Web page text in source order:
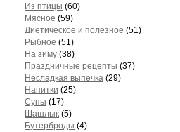
Из птицы (60)
Мясное (59)
Диетическое и полезное (51)
Рыбное (51)
На зиму (38)
Праздничные рецепты (37)
Несладкая выпечка (29)
Напитки (25)
Супы (17)
Шашлык (5)
Бутерброды (4)